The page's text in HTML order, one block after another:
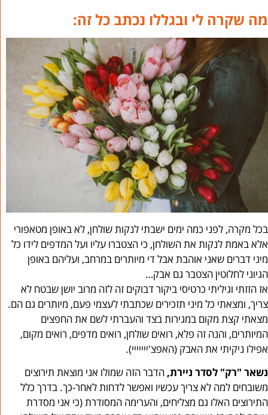
מה שקרה לי ובגללו נכתב כל זה:
בכל מקרה, לפני כמה ימים ישבתי לנקות שולחן, לא באופן מטאפורי
אלא באמת לנקות את השולחן, כי הצטברו עליו ועל המדפים לידו כל
מיני דברים שאני אוהבת אבל די מיותרים במרחב, ועליהם באופן
הגיוני לחלוטין הצטבר גם אבק…
אז הזזתי וגיליתי כרטיסי ביקור דבוקים זה לזה מרוב יושן שבטח לא
צריך, ומצאתי כל מיני תזכירים שכתבתי לעצמי פעם, מיותרים גם הם.
מצאתי קצת מקום במגירות בצד והעברתי לשם את החפצים
המיותרים, והנה זה פלא, רואים שולחן, רואים מדפים, רואים מקום,
אפילו ניקיתי את האבק (האפצ'ייייייי).
נשאר "רק" לסדר ניירת, הדבר הזה שמולו אני מוצאת תירוצים
משובחים למה לא צריך עכשיו ואפשר לדחות לאחר-כך. בדרך כלל
התירוצים האלו גם מצליחים, והערימה המסודרת (כי אני מסדרת